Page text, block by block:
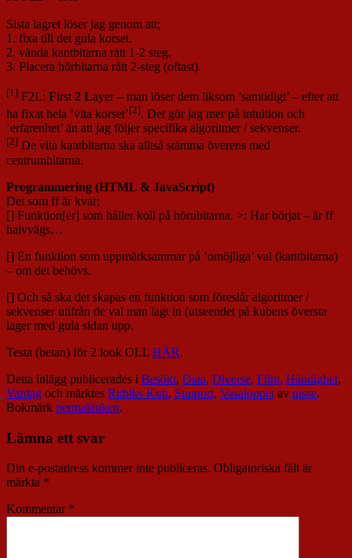
Sista lagret löser jag genom att;
1. fixa till det gula korset.
2. vända kantbitarna rätt 1-2 steg.
3. Placera hörbitarna rätt 2-steg (oftast).
[1] F2L: First 2 Layer – man löser dem liksom ’samtidigt’ – efter att
ha fixat hela ’vita korset’[2]. Det gör jag mer på intuition och
’erfarenhet’ än att jag följer specifika algoritmer / sekvenser.
[2] De vita kantbitarna ska alltså stämma överens med
centrumbitarna.
Programmering (HTML & JavaScript)
Det som ff är kvar;
[] Funktion[er] som håller koll på hörnbitarna. >: Har börjat – är ff
halvvägs…
[] En funktion som uppmärksammar på ’omöjliga’ val (kantbitarna)
– om det behövs.
[] Och så ska det skapas en funktion som föreslår algoritmer /
sekvenser utifrån de val man lagt in (utseendet på kubens översta
lager med gula sidan upp.
Testa (betan) för 2 look OLL HÄR.
Detta inlägg publicerades i Besökt, Data, Diverse, Film, Händighet,
Vardag och märktes Rubiks Kub, Support, Vasaloppet av nisse.
Bokmärk permalänken.
Lämna ett svar
Din e-postadress kommer inte publiceras. Obligatoriska fält är
märkta *
Kommentar *